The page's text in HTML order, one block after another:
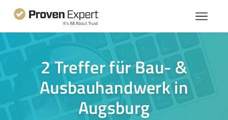
2 Treffer für Bau- &
Ausbauhandwerk in
Augsburg